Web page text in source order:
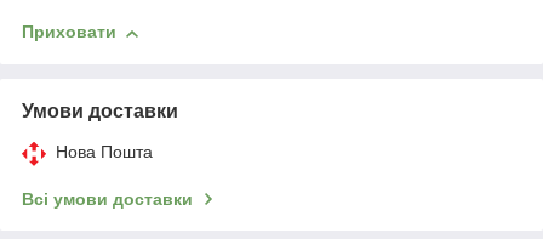
Приховати
Умови доставки
Нова Пошта
Всі умови доставки